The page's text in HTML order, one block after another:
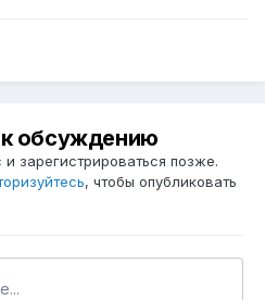
обсуждению
зарегистрироваться позже.
, чтобы опубликовать